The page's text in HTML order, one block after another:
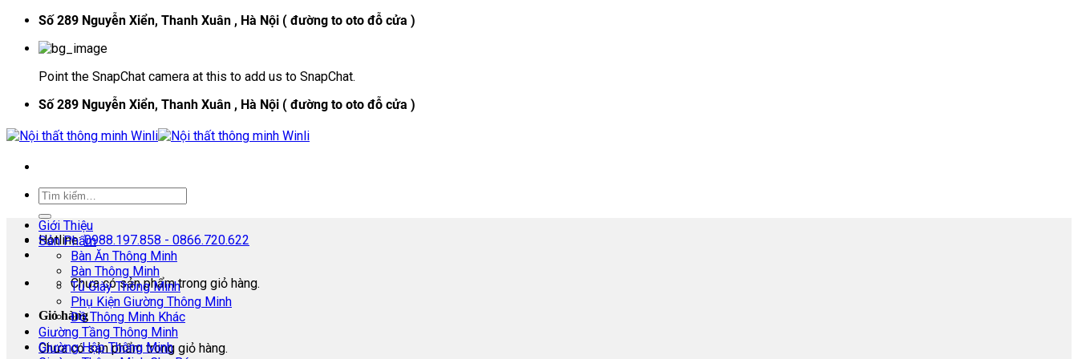
Skip
content
Số 289 Nguyễn Xiển, Thanh Xuân , Hà Nội ( đường to oto đỗ cửa )
Point the SnapChat camera at this to add us to SnapChat.
Số 289 Nguyễn Xiển, Thanh Xuân , Hà Nội ( đường to oto đỗ cửa )
Hotline:0988.197.858 - 0866.720.622
Chưa có sản phẩm trong giỏ hàng.
Giỏ hàng
Chưa có sản phẩm trong giỏ hàng.
Giới Thiệu
Sản Phẩm
Bàn Ăn Thông Minh
Bàn Thông Minh
Tủ Giày Thông Minh
Phụ Kiện Giường Thông Minh
Đồ Thông Minh Khác
Giường Tầng Thông Minh
Giường Hộp Thông Minh